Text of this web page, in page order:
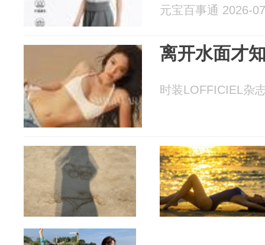
元宝百事通 2026-
离开水面才
时装LOFFICIEL杂